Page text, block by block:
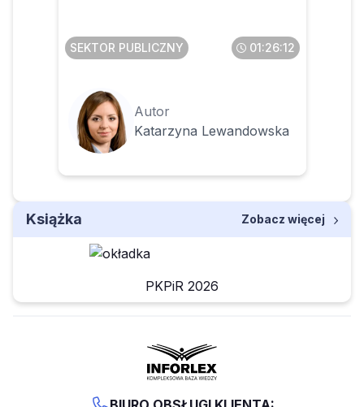
SEKTOR PUBLICZNY 01:26:12
Autor
Katarzyna Lewandowska
Książka Zobacz więcej
PKPiR 2026